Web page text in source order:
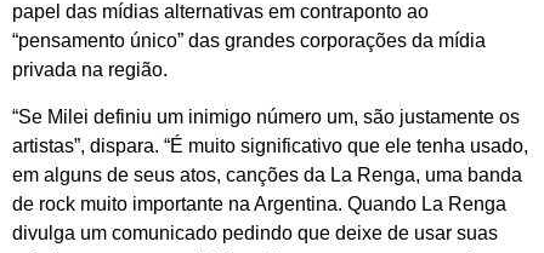
papel das mídias alternativas em contraponto ao
“pensamento único” das grandes corporações da mídia
privada na região.
“Se Milei definiu um inimigo número um, são justamente os
artistas”, dispara. “É muito significativo que ele tenha usado,
em alguns de seus atos, canções da La Renga, uma banda
de rock muito importante na Argentina. Quando La Renga
divulga um comunicado pedindo que deixe de usar suas